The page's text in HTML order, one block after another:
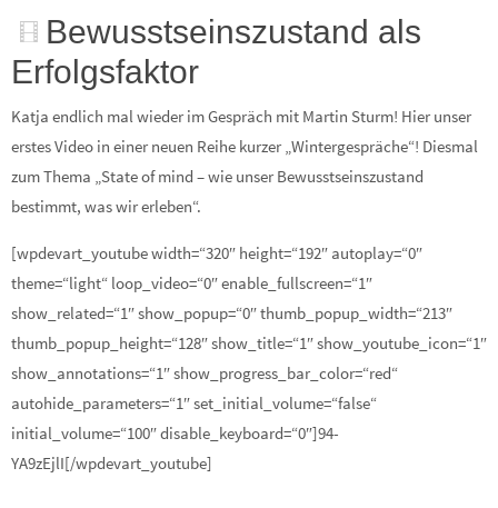
Bewusstseinszustand als
Erfolgsfaktor
Katja endlich mal wieder im Gespräch mit Martin Sturm! Hier unser
erstes Video in einer neuen Reihe kurzer „Wintergespräche“! Diesmal
zum Thema „State of mind – wie unser Bewusstseinszustand
bestimmt, was wir erleben“.
[wpdevart_youtube width=“320″ height=“192″ autoplay=“0″
theme=“light“ loop_video=“0″ enable_fullscreen=“1″
show_related=“1″ show_popup=“0″ thumb_popup_width=“213″
thumb_popup_height=“128″ show_title=“1″ show_youtube_icon=“1″
show_annotations=“1″ show_progress_bar_color=“red“
autohide_parameters=“1″ set_initial_volume=“false“
initial_volume=“100″ disable_keyboard=“0″]94-
YA9zEjlI[/wpdevart_youtube]